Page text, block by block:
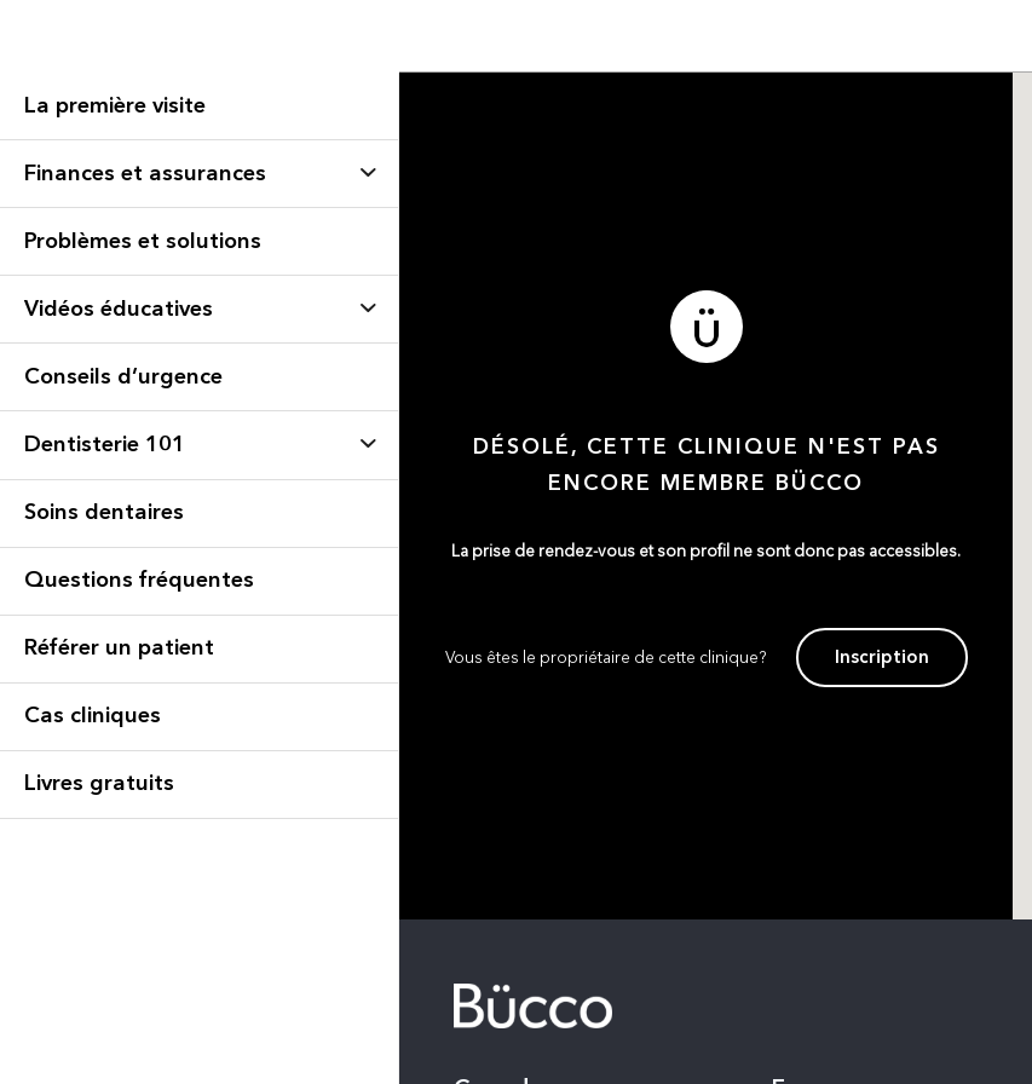
La première visite
Finances et assurances
Problèmes et solutions
Vidéos éducatives
Conseils d’urgence
Dentisterie 101
Soins dentaires
Questions fréquentes
Référer un patient
Cas cliniques
Livres gratuits
DÉSOLÉ, CETTE CLINIQUE N'EST PAS
ENCORE MEMBRE BÜCCO
La prise de rendez-vous et son profil ne sont donc pas accessibles.
Vous êtes le propriétaire de cette clinique? Inscription